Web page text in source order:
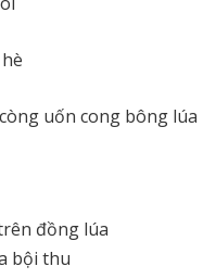
uốn cong bông lúa
đồng lúa
bội thu